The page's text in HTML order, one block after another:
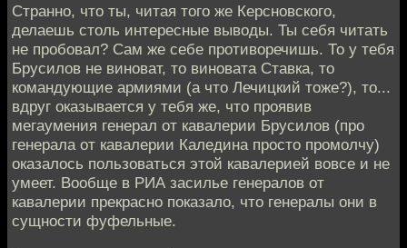
Странно, что ты, читая того же Керсновского,
делаешь столь интересные выводы. Ты себя читать
не пробовал? Сам же себе противоречишь. То у тебя
Брусилов не виноват, то виновата Ставка, то
командующие армиями (а что Лечицкий тоже?), то...
вдруг оказывается у тебя же, что проявив
мегаумения генерал от кавалерии Брусилов (про
генерала от кавалерии Каледина просто промолчу)
оказалось пользоваться этой кавалерией вовсе и не
умеет. Вообще в РИА засилье генералов от
кавалерии прекрасно показало, что генералы они в
сущности фуфельные.